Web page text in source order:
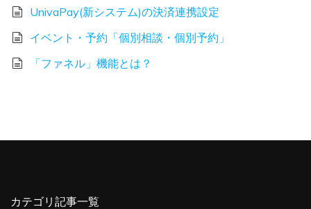
UnivaPay(新システム)の決済連携設定
イベント・予約「個別相談・個別予約」
「ファネル」機能とは？
カテゴリ記事一覧